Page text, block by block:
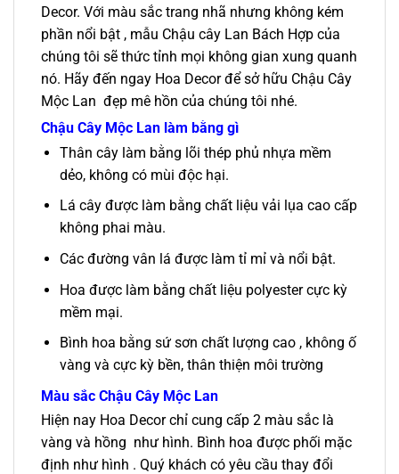
Decor. Với màu sắc trang nhã nhưng không kém
phần nổi bật , mẫu Chậu cây Lan Bách Hợp của
chúng tôi sẽ thức tỉnh mọi không gian xung quanh
nó. Hãy đến ngay Hoa Decor để sở hữu Chậu Cây
Mộc Lan đẹp mê hồn của chúng tôi nhé.
Chậu Cây Mộc Lan làm bằng gì
Thân cây làm bằng lõi thép phủ nhựa mềm
dẻo, không có mùi độc hại.
Lá cây được làm bằng chất liệu vải lụa cao cấp
không phai màu.
Các đường vân lá được làm tỉ mỉ và nổi bật.
Hoa được làm bằng chất liệu polyester cực kỳ
mềm mại.
Bình hoa bằng sứ sơn chất lượng cao , không ố
vàng và cực kỳ bền, thân thiện môi trường
Màu sắc Chậu Cây Mộc Lan
Hiện nay Hoa Decor chỉ cung cấp 2 màu sắc là
vàng và hồng như hình. Bình hoa được phối mặc
định như hình . Quý khách có yêu cầu thay đổi